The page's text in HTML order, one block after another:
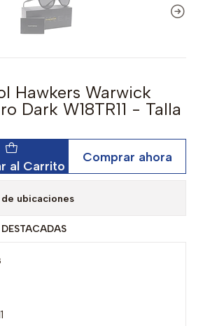
Hawkers Warwick
Dark W18TR11 - Talla
al Carrito
Comprar ahora
ubicaciones